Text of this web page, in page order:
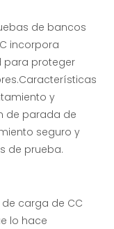
de bancos
incorpora
para proteger
y
de parada de
seguro y
de prueba.
carga de CC
lo hace